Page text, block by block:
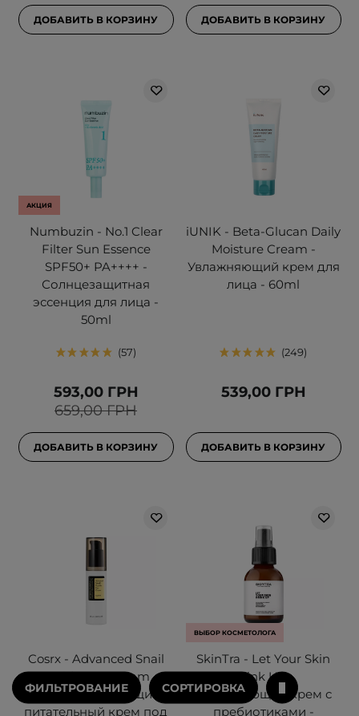
ДОБАВИТЬ В КОРЗИНУ ДОБАВИТЬ В КОРЗИНУ
АКЦИЯ
Numbuzin - No.1 Clear
Filter Sun Essence
SPF50+ PA++++ -
Солнцезащитная
эссенция для лица -
50ml
57
659,00 ГРН
593,00 ГРН
ДОБАВИТЬ В КОРЗИНУ
iUNIK - Beta-Glucan Daily
Moisture Cream -
Увлажняющий крем для
лица - 60ml
249
539,00 ГРН
ДОБАВИТЬ В КОРЗИНУ
Cosrx - Advanced Snail
Peptide Eye Cream -
Легкий увлажняющий и
питательный крем под
ВЫБОР КОСМЕТОЛОГА
SkinTra - Let Your Skin
Drink Up -
Увлажняющий крем с
пребиотиками -
ФИЛЬТРОВАНИЕ СОРТИРОВКА